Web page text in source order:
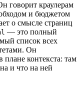
говорит краулерам
и бюджетом
о смысле страниц
— это полный
список всех
Он
контекста: там
и что на ней